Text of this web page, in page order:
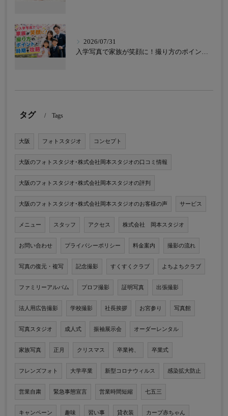
2026/07/31
タグ Tags
大阪 フォトスタジオ コンセプト
大阪のフォトスタジオ･株式会社岡本スタジオの口コミ情報
大阪のフォトスタジオ･株式会社岡本スタジオの評判
大阪のフォトスタジオ･株式会社岡本スタジオのお客様の声 サービス
メニュー スタッフ アクセス 株式会社 岡本スタジオ
お問い合わせ プライバシーポリシー 料金案内 撮影の流れ
写真の復元・複写 記念撮影 すくすくクラブ よちよちクラブ
ファミリーアルバム プロフ撮影 証明写真 出張撮影
法人用広告撮影 学校撮影 社長挨拶 お宮参り 写真館
写真スタジオ 成人式 振袖展示会 オーダーレンタル
家族写真 正月 クリスマス 卒業袴、 卒業式
フレンズフォト 大学卒業 新型コロナウィルス 感染拡大防止
営業自粛 緊急事態宣言 営業時間短縮 七五三
キャンペーン 趣味 習い事 貸衣装 カープ赤ちゃん